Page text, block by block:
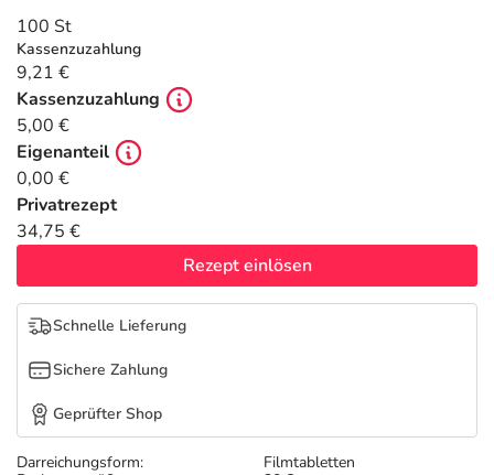
Tierapotheke
Vitamine & Mineralstoffe
Marken
Salus Deals
Darreichungsform:
Filmtabletten
100 St
Kassenzuzahlung
9,21 €
Kassenzuzahlung
5,00 €
Eigenanteil
0,00 €
Privatrezept
34,75 €
Rezept einlösen
Schnelle Lieferung
Sichere Zahlung
Geprüfter Shop